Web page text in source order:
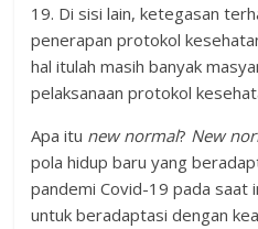
19. Di sisi lain, ketegasan
penerapan protokol
hal itulah masih banyak
pelaksanaan protokol
Apa itu new normal? New
pola hidup baru yang
pandemi Covid-19 pada saat
untuk beradaptasi dengan